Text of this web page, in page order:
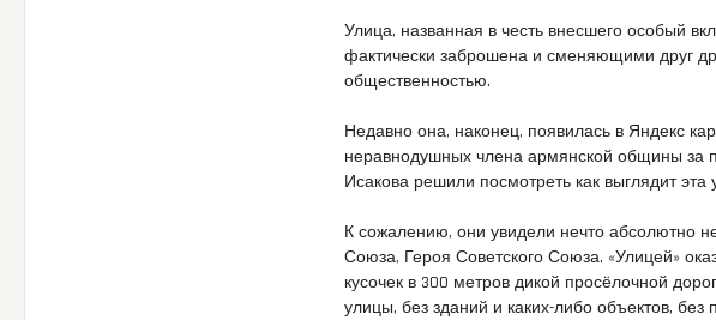
Улица, названная в честь внесшего особый
фактически заброшена и сменяющими друг
общественностью.
Недавно она, наконец, появилась в Яндекс
неравнодушных члена армянской общины за
Исакова решили посмотреть как выглядит эта
К сожалению, они увидели нечто абсолютно
Союза, Героя Советского Союза. «Улицей»
кусочек в 300 метров дикой просёлочной
улицы, без зданий и каких-либо объектов, без